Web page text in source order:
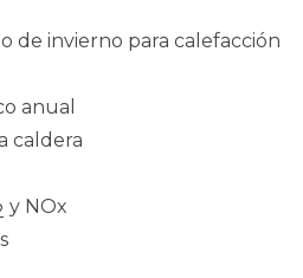
de invierno para calefacción
anual
caldera
y NOx